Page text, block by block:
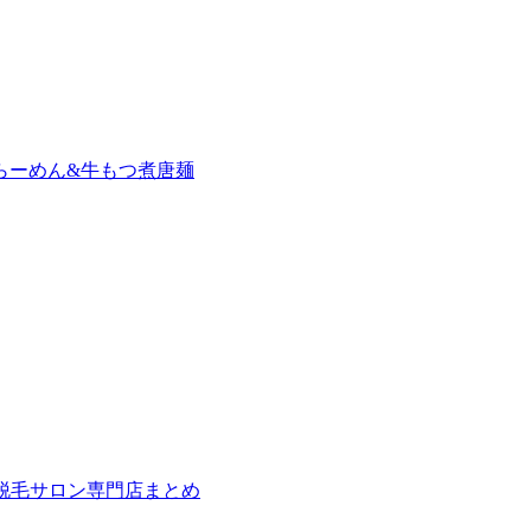
ーめん&牛もつ煮唐麺
毛サロン専門店まとめ